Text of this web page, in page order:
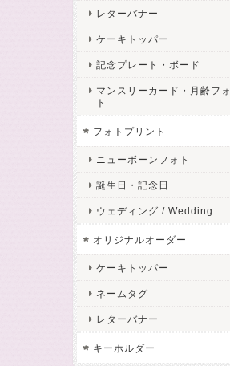
レターバナー
ケーキトッパー
記念プレート・ボード
マンスリーカード・月齢フォ
ト
フォトプリント
ニューボーンフォト
誕生日・記念日
ウェディング / Wedding
オリジナルオーダー
ケーキトッパー
ネームタグ
レターバナー
キーホルダー